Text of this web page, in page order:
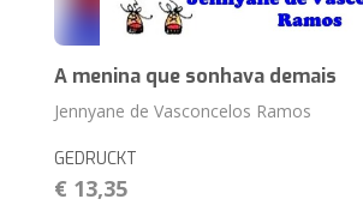
A menina que sonhava demais
Jennyane de Vasconcelos Ramos
GEDRUCKT
€ 13,35